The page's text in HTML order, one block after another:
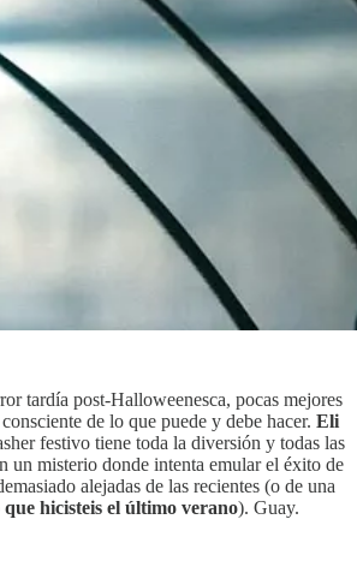
tardía post-Halloweenesca, pocas mejores
de lo que puede y debe hacer. Eli
festivo tiene toda la diversión y todas las
un misterio donde intenta emular el éxito de
alejadas de las recientes (o de una
que hicisteis el último verano). Guay.